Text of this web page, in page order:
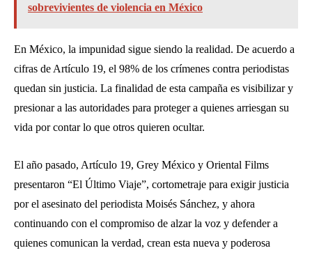
sobrevivientes de violencia en México
En México, la impunidad sigue siendo la realidad. De acuerdo a
cifras de Artículo 19, el 98% de los crímenes contra periodistas
quedan sin justicia. La finalidad de esta campaña es visibilizar y
presionar a las autoridades para proteger a quienes arriesgan su
vida por contar lo que otros quieren ocultar.
El año pasado, Artículo 19, Grey México y Oriental Films
presentaron “El Último Viaje”, cortometraje para exigir justicia
por el asesinato del periodista Moisés Sánchez, y ahora
continuando con el compromiso de alzar la voz y defender a
quienes comunican la verdad, crean esta nueva y poderosa